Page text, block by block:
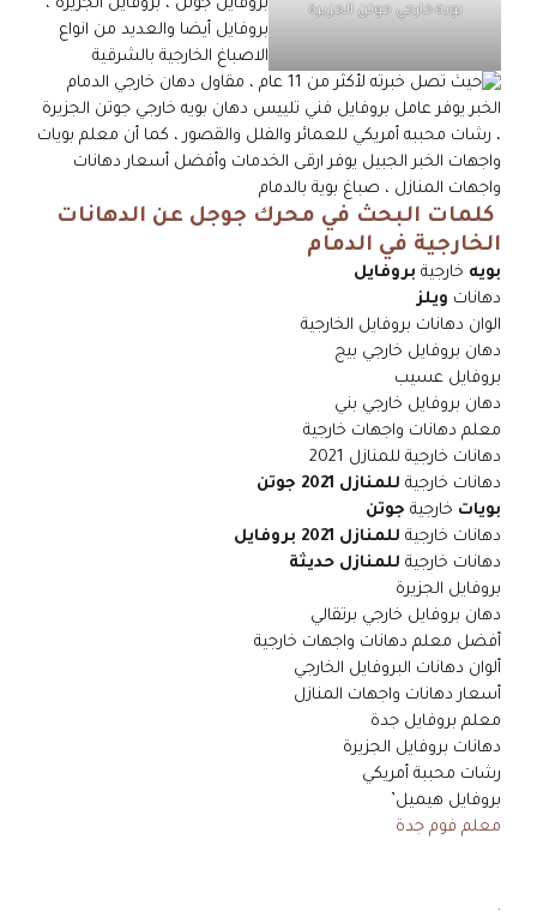
بويه خارجي جوتن الجزيرة
كلمات البحث في محرك جوجل عن الدهانات
الخارجية في الدمام
بويه خارجية بروفايل
دهانات ويلز
الوان دهانات بروفايل الخارجية
دهان بروفايل خارجي بيج
بروفايل عسيب
دهان بروفايل خارجي بني
معلم دهانات واجهات خارجية
دهانات خارجية للمنازل 2021
دهانات خارجية للمنازل 2021 جوتن
بويات خارجية جوتن
دهانات خارجية للمنازل 2021 بروفايل
دهانات خارجية للمنازل حديثة
بروفايل الجزيرة
دهان بروفايل خارجي برتقالي
أفضل معلم دهانات واجهات خارجية
ألوان دهانات البروفايل الخارجي
أسعار دهانات واجهات المنازل
معلم بروفايل جدة
دهانات بروفايل الجزيرة
رشات محببة أمريكي
بروفايل هيميل’
معلم فوم جدة
.